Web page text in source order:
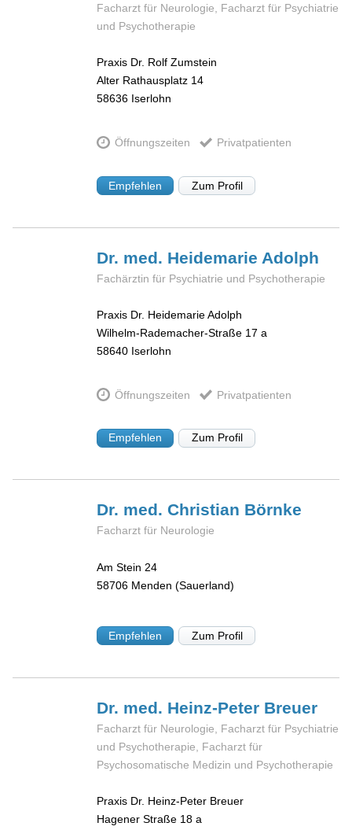
Facharzt für Neurologie, Facharzt für Psychiatrie
und Psychotherapie
Praxis Dr. Rolf Zumstein
Alter Rathausplatz 14
58636 Iserlohn
Öffnungszeiten Privatpatienten
Empfehlen Zum Profil
Dr. med. Heidemarie Adolph
Fachärztin für Psychiatrie und Psychotherapie
Praxis Dr. Heidemarie Adolph
Wilhelm-Rademacher-Straße 17 a
58640 Iserlohn
Öffnungszeiten Privatpatienten
Empfehlen Zum Profil
Dr. med. Christian Börnke
Facharzt für Neurologie
Am Stein 24
58706 Menden (Sauerland)
Empfehlen Zum Profil
Dr. med. Heinz-Peter Breuer
Facharzt für Neurologie, Facharzt für Psychiatrie
und Psychotherapie, Facharzt für
Psychosomatische Medizin und Psychotherapie
Praxis Dr. Heinz-Peter Breuer
Hagener Straße 18 a